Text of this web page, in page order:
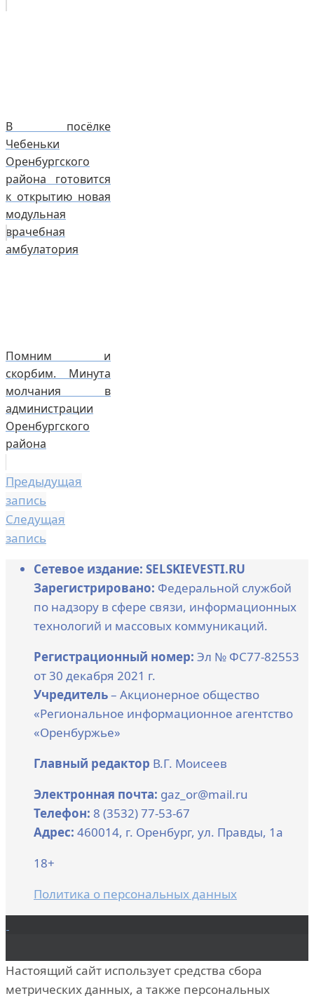
В посёлке
Чебеньки
Оренбургского
района готовится
к открытию новая
модульная
врачебная
амбулатория
Помним и
скорбим. Минута
молчания в
администрации
Оренбургского
района
Предыдущая
запись
Следущая
запись
Сетевое издание: SELSKIEVESTI.RU
Зарегистрировано: Федеральной службой
по надзору в сфере связи, информационных
технологий и массовых коммуникаций.
Регистрационный номер: Эл № ФС77-82553
от 30 декабря 2021 г.
Учредитель– Акционерное общество
«Региональное информационное агентство
«Оренбуржье»
Главный редактор В.Г. Моисеев
Электронная почта: gaz_or@mail.ru
Телефон: 8 (3532) 77-53-67
Адрес: 460014, г. Оренбург, ул. Правды, 1а
18+
Политика о персональных данных
Настоящий сайт использует средства сбора
метрических данных, а также персональных